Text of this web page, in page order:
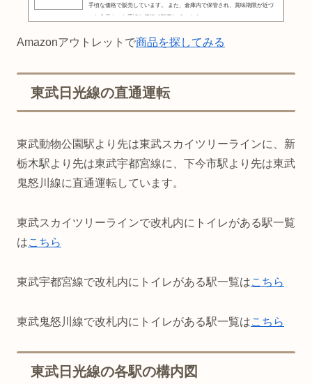
手頃な価格で販売しています。 また、倉庫内で保管され、賞味期限が近づ
いた食品を、お手頃な価格で販売しています。
Amazonアウトレットで商品を探してみる
東武日光線の直通運転
東武動物公園駅より先は東武スカイツリーラインに、新
栃木駅より先は東武宇都宮線に、下今市駅より先は東武
鬼怒川線に直通運転しています。
東武スカイツリーラインで改札内にトイレがある駅一覧
はこちら
東武宇都宮線で改札内にトイレがある駅一覧はこちら
東武鬼怒川線で改札内にトイレがある駅一覧はこちら
東武日光線の各駅の構内図